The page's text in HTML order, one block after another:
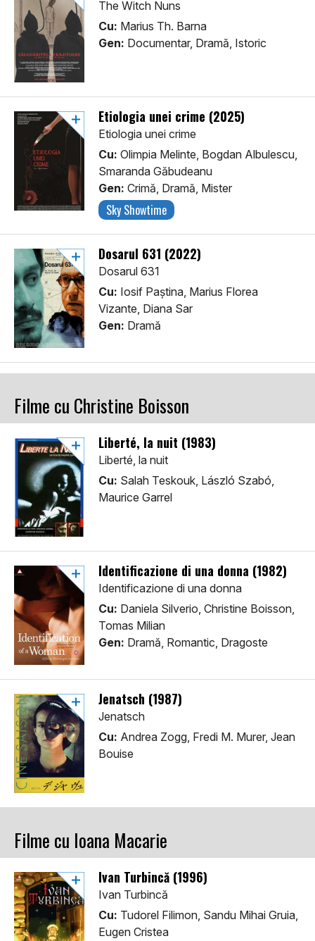
The Witch Nuns
Cu: Marius Th. Barna
Gen: Documentar, Dramă, Istoric
Etiologia unei crime (2025)
Etiologia unei crime
Cu: Olimpia Melinte, Bogdan Albulescu,
Smaranda Găbudeanu
Gen: Crimă, Dramă, Mister
Sky Showtime
Dosarul 631 (2022)
Dosarul 631
Cu: Iosif Paștina, Marius Florea
Vizante, Diana Sar
Gen: Dramă
Filme cu Christine Boisson
Liberté, la nuit (1983)
Liberté, la nuit
Cu: Salah Teskouk, László Szabó,
Maurice Garrel
Identificazione di una donna (1982)
Identificazione di una donna
Cu: Daniela Silverio, Christine Boisson,
Tomas Milian
Gen: Dramă, Romantic, Dragoste
Jenatsch (1987)
Jenatsch
Cu: Andrea Zogg, Fredi M. Murer, Jean
Bouise
Filme cu Ioana Macarie
Ivan Turbincă (1996)
Ivan Turbincă
Cu: Tudorel Filimon, Sandu Mihai Gruia,
Eugen Cristea